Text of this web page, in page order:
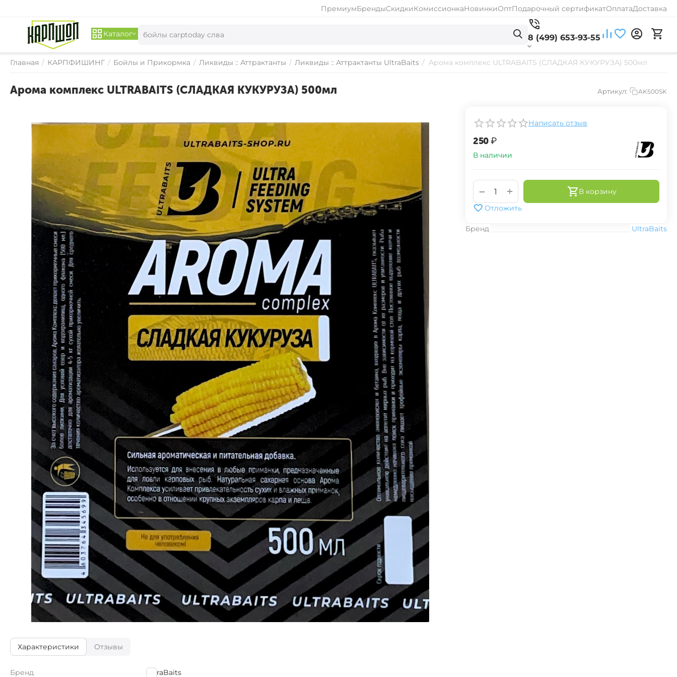
ПремиумБрендыСкидкиКомиссионкаНовинкиОптПодарочный сертификатОплатаДоставка
Каталог 8 (499) 653-93-55
Главная / КАРПФИШИНГ / Бойлы и Прикормка / Ликвиды :: Аттрактанты / Ликвиды :: Аттрактанты UltraBaits / Арома комплекс ULTRABAITS (СЛАДКАЯ КУКУРУЗА) 500мл
Арома комплекс ULTRABAITS (СЛАДКАЯ КУКУРУЗА) 500мл Артикул: AK500SK
Написать отзыв
‍250‍₽
В наличии
+
−
В корзину
Отложить
Бренд UltraBaits
Характеристики Отзывы
Бренд UltraBaits